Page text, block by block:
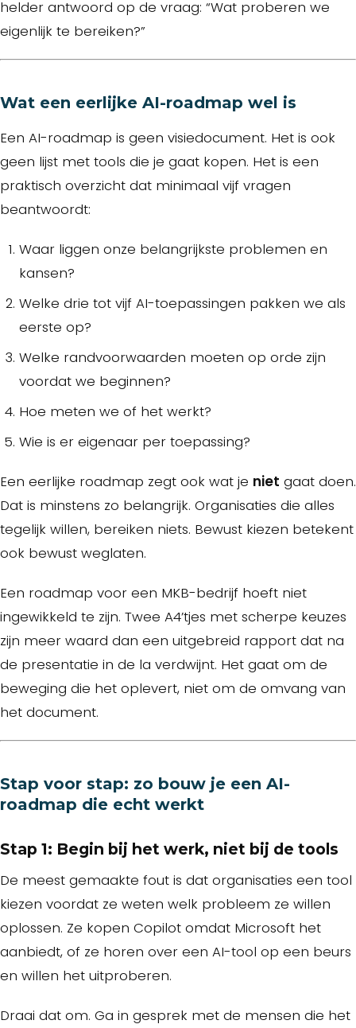
helder antwoord op de vraag: “Wat proberen we
eigenlijk te bereiken?”
Wat een eerlijke AI-roadmap wel is
Een AI-roadmap is geen visiedocument. Het is ook
geen lijst met tools die je gaat kopen. Het is een
praktisch overzicht dat minimaal vijf vragen
beantwoordt:
Waar liggen onze belangrijkste problemen en
kansen?
Welke drie tot vijf AI-toepassingen pakken we als
eerste op?
Welke randvoorwaarden moeten op orde zijn
voordat we beginnen?
Hoe meten we of het werkt?
Wie is er eigenaar per toepassing?
Een eerlijke roadmap zegt ook wat je niet gaat doen.
Dat is minstens zo belangrijk. Organisaties die alles
tegelijk willen, bereiken niets. Bewust kiezen betekent
ook bewust weglaten.
Een roadmap voor een MKB-bedrijf hoeft niet
ingewikkeld te zijn. Twee A4’tjes met scherpe keuzes
zijn meer waard dan een uitgebreid rapport dat na
de presentatie in de la verdwijnt. Het gaat om de
beweging die het oplevert, niet om de omvang van
het document.
Stap voor stap: zo bouw je een AI-
roadmap die echt werkt
Stap 1: Begin bij het werk, niet bij de tools
De meest gemaakte fout is dat organisaties een tool
kiezen voordat ze weten welk probleem ze willen
oplossen. Ze kopen Copilot omdat Microsoft het
aanbiedt, of ze horen over een AI-tool op een beurs
en willen het uitproberen.
Draai dat om. Ga in gesprek met de mensen die het